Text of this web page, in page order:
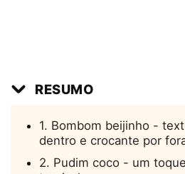
RESUMO
1. Bombom beijinho -
dentro e crocante por
2. Pudim coco - um